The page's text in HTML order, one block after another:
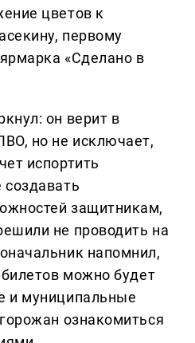
цветов к
первому
«Сделано в
он верит в
но не исключает,
испортить
защитникам,
не проводить на
напомнил,
можно будет
и муниципальные
ознакомиться